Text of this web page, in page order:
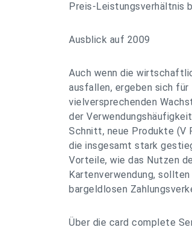
Preis-Leistungsverhältnis
Ausblick auf 2009
Auch wenn die
ausfallen, ergeben sich für
vielversprechenden
der
Schnitt, neue Produkte (V
die insgesamt stark
Vorteile, wie das Nutzen
Kartenverwendung,
bargeldlosen
Über die card complete